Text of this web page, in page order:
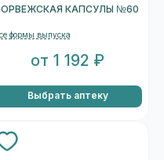
КАПСУЛЫ №60
формы выпуска
от 1 192 ₽
Выбрать аптеку